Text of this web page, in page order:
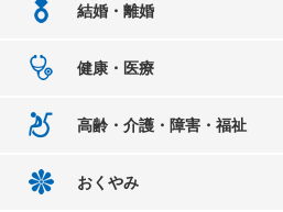
結婚・離婚
健康・医療
高齢・介護・障害・福祉
おくやみ